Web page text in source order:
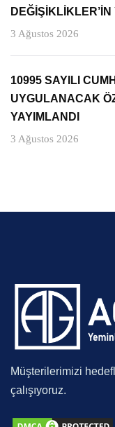
3 Ağustos 2026
10995 SAYILI
UYGULANACAK
YAYIMLANDI
3 Ağustos 2026
Müşterilerimizi
çalışıyoruz.